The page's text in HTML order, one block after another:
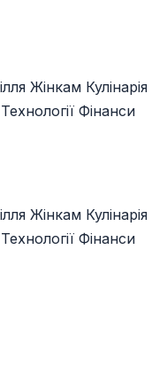
Жінкам Кулінарія
Технології Фінанси
Жінкам Кулінарія
Технології Фінанси